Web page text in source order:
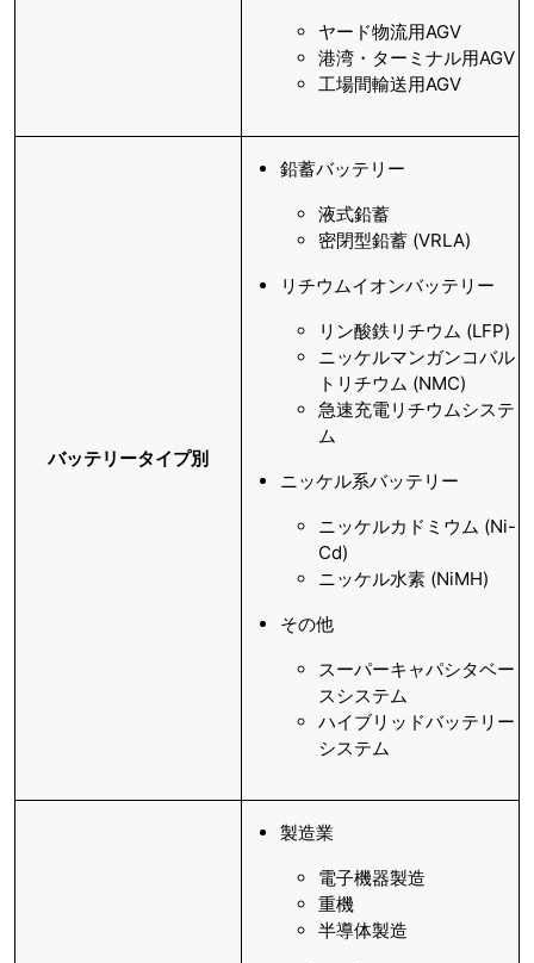
ヤード物流用AGV
港湾・ターミナル用AGV
工場間輸送用AGV
バッテリータイプ別
鉛蓄バッテリー
液式鉛蓄
密閉型鉛蓄 (VRLA)
リチウムイオンバッテリー
リン酸鉄リチウム (LFP)
ニッケルマンガンコバル
トリチウム (NMC)
急速充電リチウムシステ
ム
ニッケル系バッテリー
ニッケルカドミウム (Ni-
Cd)
ニッケル水素 (NiMH)
その他
スーパーキャパシタベー
スシステム
ハイブリッドバッテリー
システム
製造業
電子機器製造
重機
半導体製造